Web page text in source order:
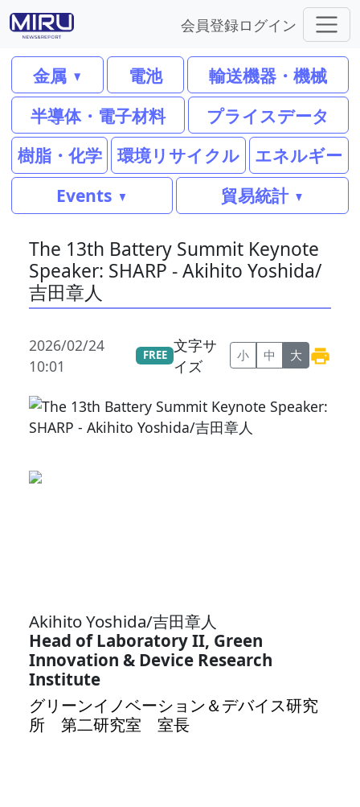
会員登録ログイン
金属 電池
輸送機器・機械
半導体・電子材料
プライスデータ
樹脂・化学
環境リサイクル
エネルギー
Events
貿易統計
The 13th Battery Summit Keynote
Speaker: SHARP - Akihito Yoshida/
吉田章人
2026/02/24
10:01
FREE
文字サ
イズ
小 中 大
Akihito Yoshida/吉田章人
Head of Laboratory II, Green
Innovation & Device Research
Institute
グリーンイノベーション＆デバイス研究
所 第二研究室 室長